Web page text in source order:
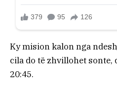
Ky mision kalon nga
cila do të zhvillohet
20:45.